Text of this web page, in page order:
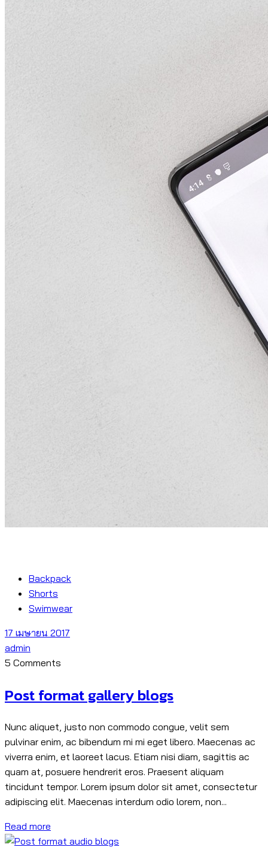
Backpack
Shorts
Swimwear
17 เมษายน 2017
admin
5 Comments
Post format gallery blogs
Nunc aliquet, justo non commodo congue, velit sem
pulvinar enim, ac bibendum mi mi eget libero. Maecenas ac
viverra enim, et laoreet lacus. Etiam nisi diam, sagittis ac
quam at, posuere hendrerit eros. Praesent aliquam
tincidunt tempor. Lorem ipsum dolor sit amet, consectetur
adipiscing elit. Maecenas interdum odio lorem, non...
Read more